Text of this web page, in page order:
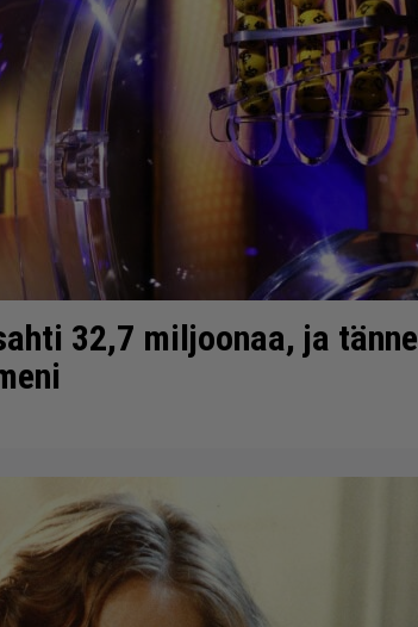
32,7 miljoonaa, ja tänne